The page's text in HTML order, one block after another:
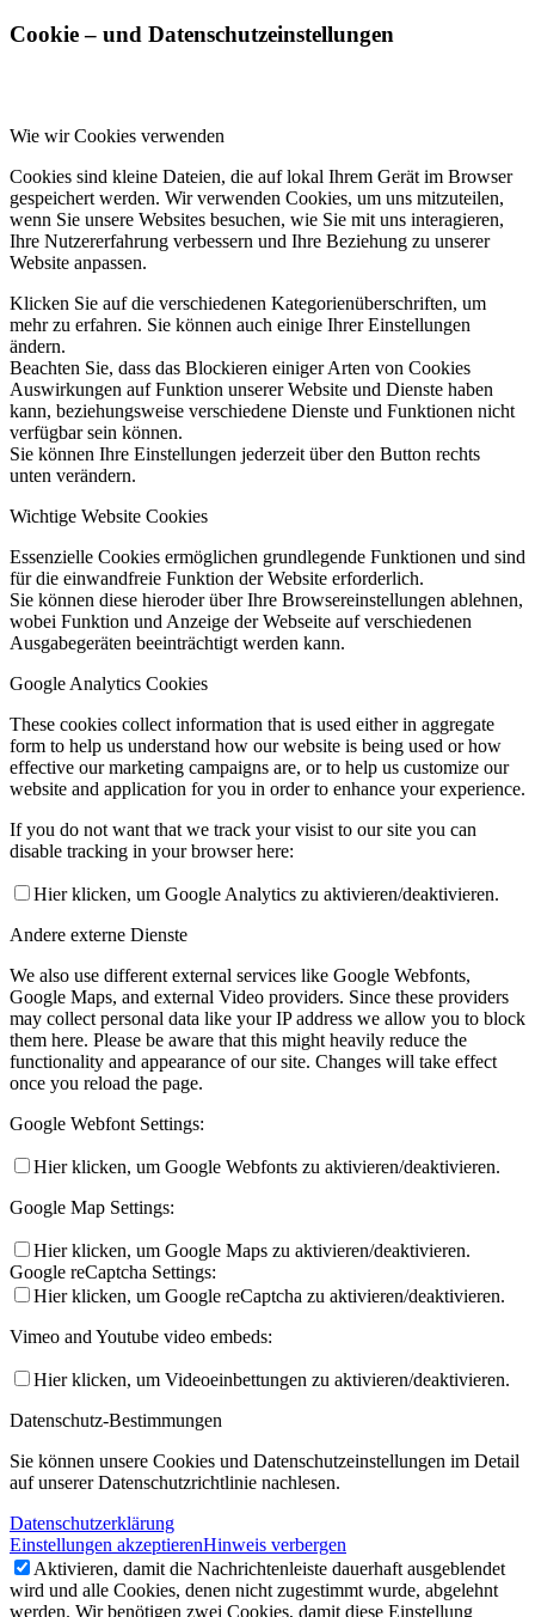
Cookie – und Datenschutzeinstellungen
Wie wir Cookies verwenden
Cookies sind kleine Dateien, die auf lokal Ihrem Gerät im Browser
gespeichert werden. Wir verwenden Cookies, um uns mitzuteilen,
wenn Sie unsere Websites besuchen, wie Sie mit uns interagieren,
Ihre Nutzererfahrung verbessern und Ihre Beziehung zu unserer
Website anpassen.
Klicken Sie auf die verschiedenen Kategorienüberschriften, um
mehr zu erfahren. Sie können auch einige Ihrer Einstellungen
ändern.
Beachten Sie, dass das Blockieren einiger Arten von Cookies
Auswirkungen auf Funktion unserer Website und Dienste haben
kann, beziehungsweise verschiedene Dienste und Funktionen nicht
verfügbar sein können.
Sie können Ihre Einstellungen jederzeit über den Button rechts
unten verändern.
Wichtige Website Cookies
Essenzielle Cookies ermöglichen grundlegende Funktionen und sind
für die einwandfreie Funktion der Website erforderlich.
Sie können diese hieroder über Ihre Browsereinstellungen ablehnen,
wobei Funktion und Anzeige der Webseite auf verschiedenen
Ausgabegeräten beeinträchtigt werden kann.
Google Analytics Cookies
These cookies collect information that is used either in aggregate
form to help us understand how our website is being used or how
effective our marketing campaigns are, or to help us customize our
website and application for you in order to enhance your experience.
If you do not want that we track your visist to our site you can
disable tracking in your browser here:
Hier klicken, um Google Analytics zu aktivieren/deaktivieren.
Andere externe Dienste
We also use different external services like Google Webfonts,
Google Maps, and external Video providers. Since these providers
may collect personal data like your IP address we allow you to block
them here. Please be aware that this might heavily reduce the
functionality and appearance of our site. Changes will take effect
once you reload the page.
Google Webfont Settings:
Hier klicken, um Google Webfonts zu aktivieren/deaktivieren.
Google Map Settings:
Hier klicken, um Google Maps zu aktivieren/deaktivieren.
Google reCaptcha Settings:
Hier klicken, um Google reCaptcha zu aktivieren/deaktivieren.
Vimeo and Youtube video embeds:
Hier klicken, um Videoeinbettungen zu aktivieren/deaktivieren.
Datenschutz-Bestimmungen
Sie können unsere Cookies und Datenschutzeinstellungen im Detail
auf unserer Datenschutzrichtlinie nachlesen.
Datenschutzerklärung
Einstellungen akzeptierenHinweis verbergen
Aktivieren, damit die Nachrichtenleiste dauerhaft ausgeblendet
wird und alle Cookies, denen nicht zugestimmt wurde, abgelehnt
werden. Wir benötigen zwei Cookies, damit diese Einstellung